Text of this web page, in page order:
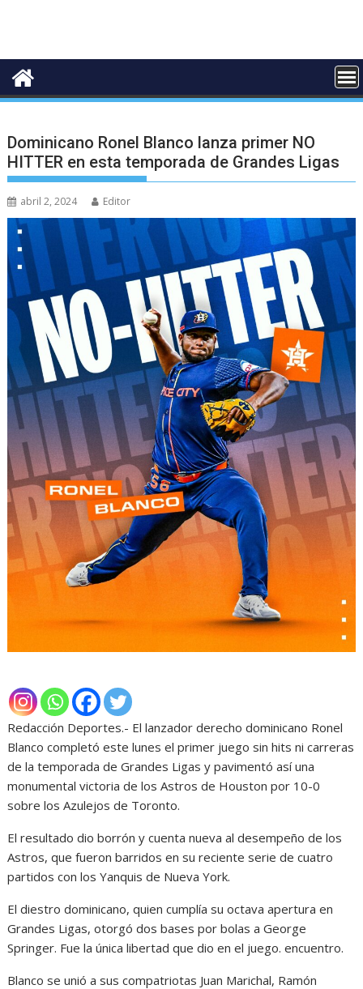
Dominicano Ronel Blanco lanza primer NO
HITTER en esta temporada de Grandes Ligas
abril 2, 2024 Editor
Redacción Deportes.- El lanzador derecho dominicano Ronel
Blanco completó este lunes el primer juego sin hits ni carreras
de la temporada de Grandes Ligas y pavimentó así una
monumental victoria de los Astros de Houston por 10-0
sobre los Azulejos de Toronto.
El resultado dio borrón y cuenta nueva al desempeño de los
Astros, que fueron barridos en su reciente serie de cuatro
partidos con los Yanquis de Nueva York.
El diestro dominicano, quien cumplía su octava apertura en
Grandes Ligas, otorgó dos bases por bolas a George
Springer. Fue la única libertad que dio en el juego. encuentro.
Blanco se unió a sus compatriotas Juan Marichal, Ramón